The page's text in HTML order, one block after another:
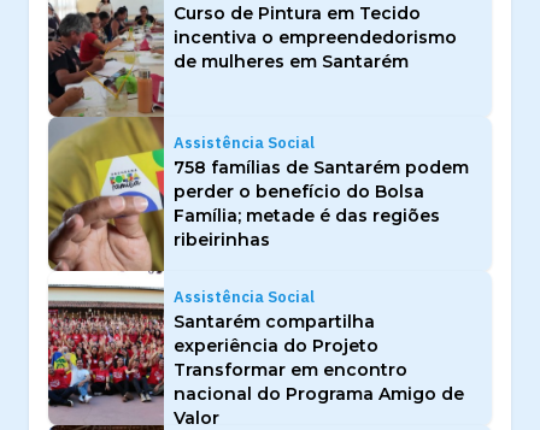
Curso de Pintura em Tecido
incentiva o empreendedorismo
de mulheres em Santarém
Assistência Social
758 famílias de Santarém podem
perder o benefício do Bolsa
Família; metade é das regiões
ribeirinhas
Assistência Social
Santarém compartilha
experiência do Projeto
Transformar em encontro
nacional do Programa Amigo de
Valor